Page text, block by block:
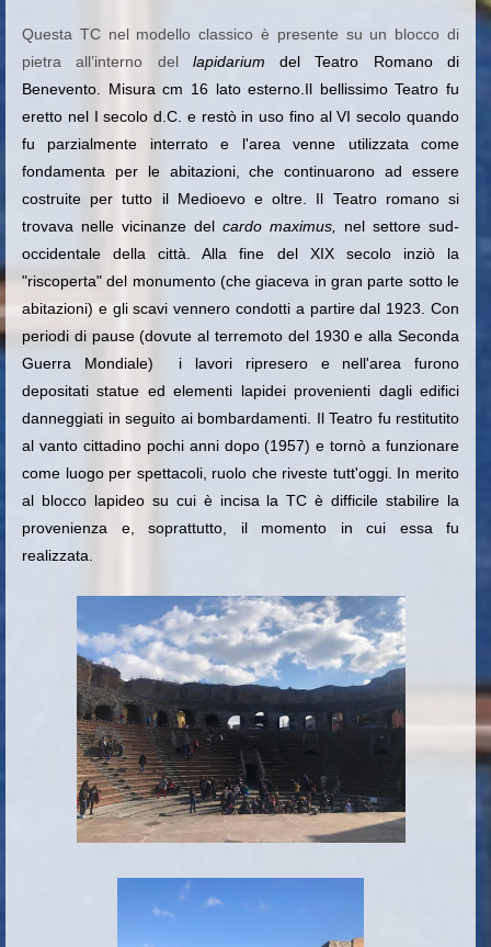
Questa TC nel modello classico è presente su un blocco di
pietra all’interno del lapidarium del Teatro Romano di
Benevento. Misura cm 16 lato esterno.Il bellissimo Teatro fu
eretto nel I secolo d.C. e restò in uso fino al VI secolo quando
fu parzialmente interrato e l'area venne utilizzata come
fondamenta per le abitazioni, che continuarono ad essere
costruite per tutto il Medioevo e oltre. Il Teatro romano si
trovava nelle vicinanze delcardo maximus,
nel settore sud-
occidentale della città. Alla fine del XIX secolo inziò la
"riscoperta" del monumento (che giaceva in gran parte sotto le
abitazioni) e gli scavi vennero condotti a partire dal 1923. Con
periodi di pause (dovute al terremoto del 1930 e alla Seconda
Guerra Mondiale) i lavori ripresero e nell'area furono
depositati statue ed elementi lapidei provenienti dagli edifici
danneggiati in seguito ai bombardamenti. Il Teatro fu restitutito
al vanto cittadino pochi anni dopo (1957) e tornò a funzionare
come luogo per spettacoli, ruolo che riveste tutt'oggi. In merito
al blocco lapideo su cui è incisa la TC è difficile stabilire la
provenienza e, soprattutto, il momento in cui essa fu
realizzata.